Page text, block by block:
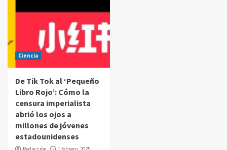
Ciencia
De Tik Tok al ‘Pequeño
Libro Rojo’: Cómo la
censura imperialista
abrió los ojos a
millones de jóvenes
estadounidenses